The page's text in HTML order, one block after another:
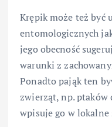
Krępik może też być
entomologicznych
jego obecność
warunki z
Ponadto pająk ten
zwierząt, np. ptaków
wpisuje go w